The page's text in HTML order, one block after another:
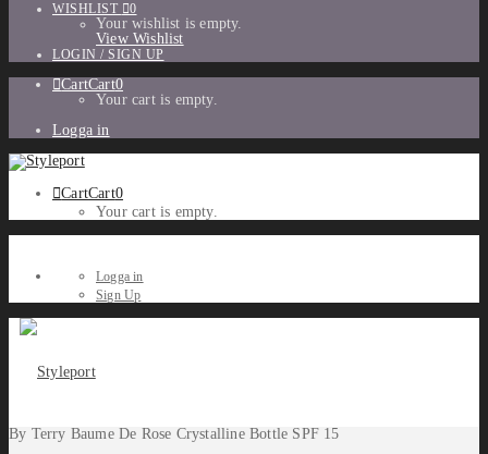
WISHLIST
0
Your wishlist is empty.
View Wishlist
LOGIN / SIGN UP
CartCart0
Your cart is empty.
Logga in
CartCart0
Your cart is empty.
Logga in
Sign Up
By Terry Baume De Rose Crystalline Bottle SPF 15